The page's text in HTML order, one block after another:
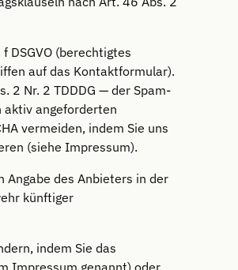
DSGVO (berechtigtes
auf das Kontaktformular).
2 Nr. 2 TDDDG — der Spam-
aktiv angeforderten
vermeiden, indem Sie uns
(siehe Impressum).
Angabe des Anbieters in der
künftiger
indem Sie das